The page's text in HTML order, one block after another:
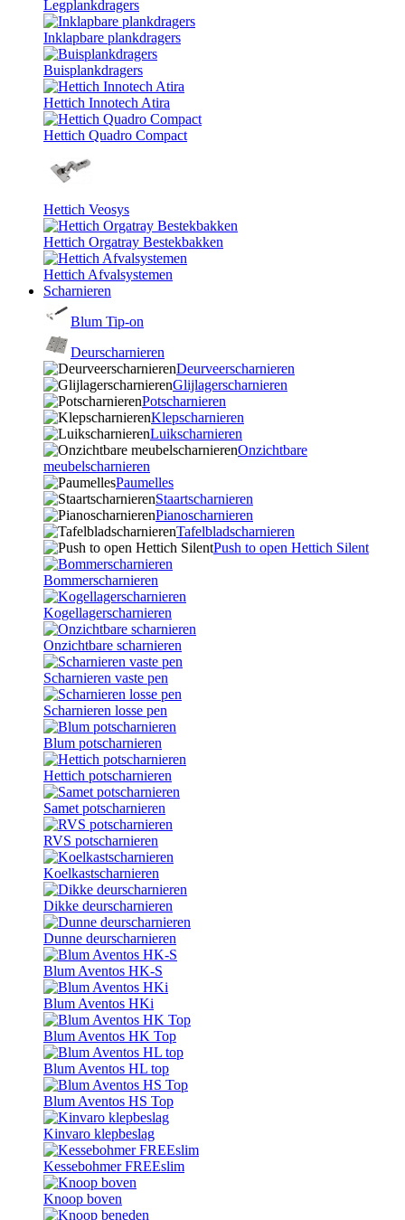
Legplankdragers
Inklapbare plankdragers
Buisplankdragers
Hettich Innotech Atira
Hettich Quadro Compact
Hettich Veosys
Hettich Orgatray Bestekbakken
Hettich Afvalsystemen
Scharnieren
Blum Tip-on
Deurscharnieren
Deurveerscharnieren
Glijlagerscharnieren
Potscharnieren
Klepscharnieren
Luikscharnieren
Onzichtbare
meubelscharnieren
Paumelles
Staartscharnieren
Pianoscharnieren
Tafelbladscharnieren
Push to open Hettich Silent
Bommerscharnieren
Kogellagerscharnieren
Onzichtbare scharnieren
Scharnieren vaste pen
Scharnieren losse pen
Blum potscharnieren
Hettich potscharnieren
Samet potscharnieren
RVS potscharnieren
Koelkastscharnieren
Dikke deurscharnieren
Dunne deurscharnieren
Blum Aventos HK-S
Blum Aventos HKi
Blum Aventos HK Top
Blum Aventos HL top
Blum Aventos HS Top
Kinvaro klepbeslag
Kessebohmer FREEslim
Knoop boven